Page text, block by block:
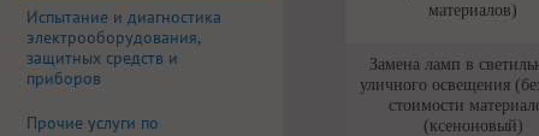
материалов)
Замена ламп в
уличного освещения
стоимости
(ксеноновый)
Испытание и диагностика
электрооборудования,
защитных средств и
приборов
Прочие услуги по